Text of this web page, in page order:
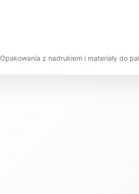
Opakowania z nadrukiem i materiały do